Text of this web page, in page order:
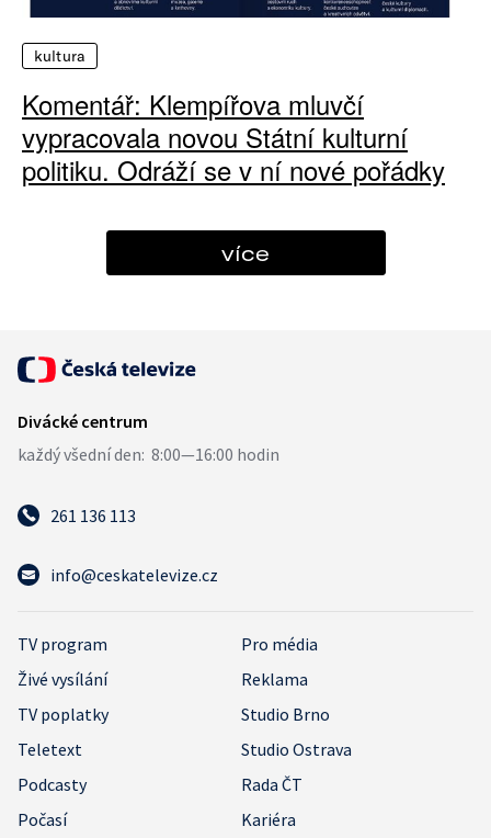
kultura
Komentář: Klempířova mluvčí
vypracovala novou Státní kulturní
politiku. Odráží se v ní nové pořádky
více
261 136 113
info@ceskatelevize.cz
TV program
Pro média
Živé vysílání
Reklama
TV poplatky
Studio Brno
Teletext
Studio Ostrava
Podcasty
Rada ČT
Počasí
Kariéra